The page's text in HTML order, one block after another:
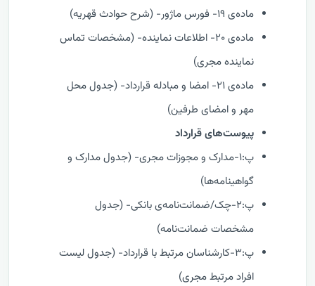
ماده‌ی ۱۹- فورس ماژور- (شرح حوادث قهریه)
ماده‌ی ۲۰- اطلاعات نماینده- (مشخصات تماس
نماینده مجری)
ماده‌ی ۲۱- امضا و مبادله قرارداد- (جدول محل
مهر و امضای طرفین)
پیوست‌های قرارداد
پ:۱-مدارک و مجوزات مجری- (جدول مدارک و
گواهینامه‌ها)
پ:۲-چک/ضمانت‌نامه‌ی بانکی- (جدول
مشخصات ضمانت‌نامه‌)
پ:۳-کارشناسان مرتبط با قرارداد- (جدول لیست
افراد مرتبط مجری)